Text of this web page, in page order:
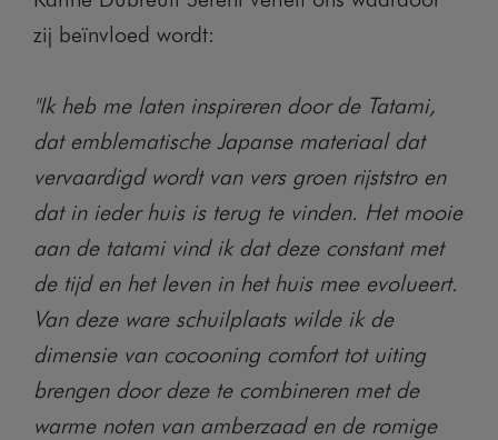
zij beïnvloed wordt:
"Ik heb me laten inspireren door de Tatami,
dat emblematische Japanse materiaal dat
vervaardigd wordt van vers groen rijststro en
dat in ieder huis is terug te vinden. Het mooie
aan de tatami vind ik dat deze constant met
de tijd en het leven in het huis mee evolueert.
Van deze ware schuilplaats wilde ik de
dimensie van cocooning comfort tot uiting
brengen door deze te combineren met de
warme noten van amberzaad en de romige